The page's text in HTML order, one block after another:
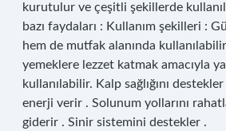
kurutulur ve çeşitli şekillerde
bazı faydaları : Kullanım şekilleri :
hem de mutfak alanında
yemeklere lezzet katmak amacıyla
kullanılabilir. Kalp sağlığını
enerji verir . Solunum yollarını
giderir . Sinir sistemini destekler .